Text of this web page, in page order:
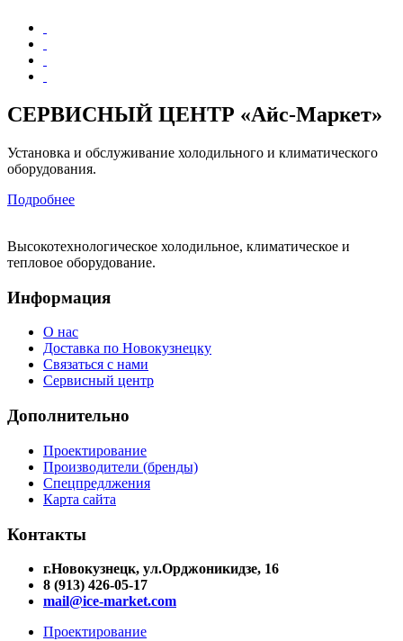
СЕРВИСНЫЙ ЦЕНТР «Айс-Маркет»
Установка и обслуживание холодильного и климатического
оборудования.
Подробнее
Высокотехнологическое холодильное, климатическое и
тепловое оборудование.
Информация
О нас
Доставка по Новокузнецку
Связаться с нами
Сервисный центр
Дополнительно
Проектирование
Производители (бренды)
Спецпредлжения
Карта сайта
Контакты
г.Новокузнецк, ул.Орджоникидзе, 16
8 (913) 426-05-17
mail@ice-market.com
Проектирование